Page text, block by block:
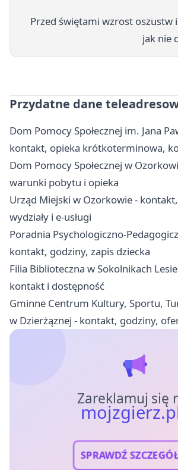
Przed świętami wzrost oszustw
jak nie
Przydatne dane
Dom Pomocy Społecznej im. Jana
kontakt, opieka krótkoterminowa,
Dom Pomocy Społecznej w
warunki pobytu i opieka
Urząd Miejski w Ozorkowie -
wydziały i e-usługi
Poradnia Psychologiczno-
kontakt, godziny, zapis dziecka
Filia Biblioteczna w Sokolnikach
kontakt i dostępność
Gminne Centrum Kultury, Sportu,
w Dzierżąznej - kontakt, godziny,
Zareklamuj się
SPRAWDŹ